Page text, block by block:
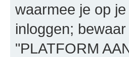
waarmee je op
inloggen;
"PLATFORM